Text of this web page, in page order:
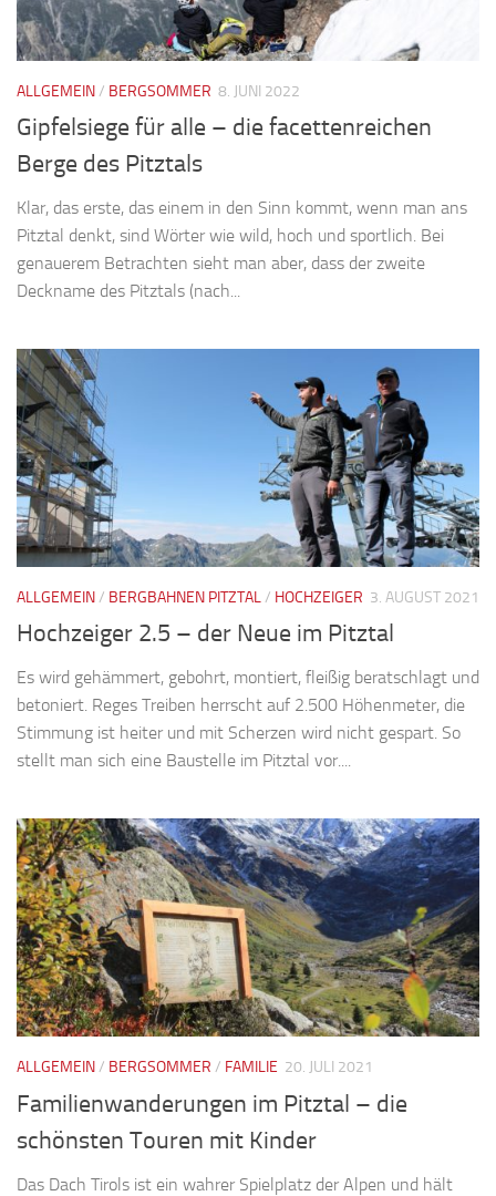
ALLGEMEIN/ BERGSOMMER 8. JUNI 2022
Gipfelsiege für alle – die facettenreichen
Berge des Pitztals
Klar, das erste, das einem in den Sinn kommt, wenn man ans
Pitztal denkt, sind Wörter wie wild, hoch und sportlich. Bei
genauerem Betrachten sieht man aber, dass der zweite
Deckname des Pitztals (nach...
ALLGEMEIN/ BERGBAHNEN PITZTAL/ HOCHZEIGER 3. AUGUST 2021
Hochzeiger 2.5 – der Neue im Pitztal
Es wird gehämmert, gebohrt, montiert, fleißig beratschlagt und
betoniert. Reges Treiben herrscht auf 2.500 Höhenmeter, die
Stimmung ist heiter und mit Scherzen wird nicht gespart. So
stellt man sich eine Baustelle im Pitztal vor....
ALLGEMEIN/ BERGSOMMER / FAMILIE 20. JULI 2021
Familienwanderungen im Pitztal – die
schönsten Touren mit Kinder
Das Dach Tirols ist ein wahrer Spielplatz der Alpen und hält